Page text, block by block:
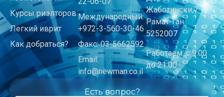
Курсы риэлторов
Легкий иврит
Как добраться?
Международный:
+972-3-560-30-46
Факс: 03-5662592
Email:
info@newman.co.il
Жаботински,7
Рамат-Ган
5252007
Работаем: с 9:00
до 21:00
Есть вопрос?